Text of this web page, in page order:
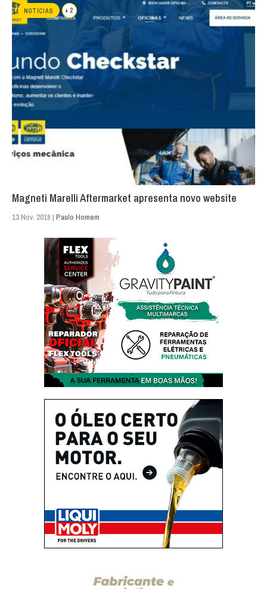
NOTÍCIAS + 2
Magneti Marelli Aftermarket apresenta novo website
13 Nov. 2019 | Paulo Homem